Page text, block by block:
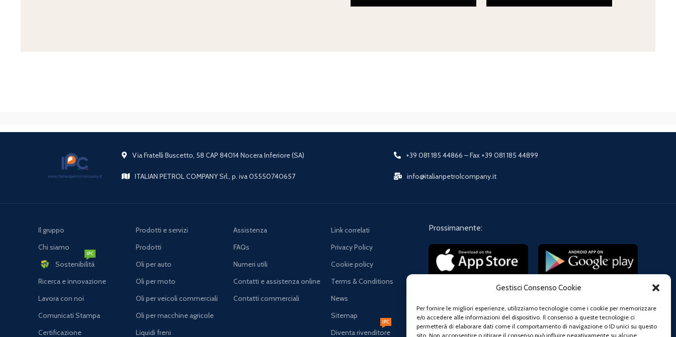
Gestisci Consenso Cookie
Per fornire le migliori esperienze, utilizziamo tecnologie come i cookie per memorizzare
e/o accedere alle informazioni del dispositivo. Il consenso a queste tecnologie ci
permetterà di elaborare dati come il comportamento di navigazione o ID unici su questo
sito. Non acconsentire o ritirare il consenso può influire negativamente su alcune
Via Fratelli Buscetto, 58 CAP 84014 Nocera Inferiore (SA)
ITALIAN PETROL COMPANY Srl., p. iva 05550740657
+39 081 185 44866 – Fax +39 081 185 44899
info@italianpetrolcompany.it
Il gruppo
Chi siamo
Sostenibilità
IPC
Ricerca e innovazione
Lavora con noi
Comunicati Stampa
Certificazione
Prodotti e servizi
Prodotti
Oli per auto
Oli per moto
Oli per veicoli commerciali
Oli per macchine agricole
Liquidi freni
Assistenza
FAQs
Numeri utili
Contatti e assistenza online
Contatti commerciali
Link correlati
Privacy Policy
Cookie policy
Terms & Conditions
News
Sitemap
Diventa rivenditore
IPC
Prossimanente:
Iscriviti alla nostra newsletter
Verrà utilizzato in conformità con il ns Privacy Policy